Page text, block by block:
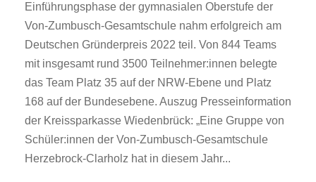
Einführungsphase der gymnasialen Oberstufe der
Von-Zumbusch-Gesamtschule nahm erfolgreich am
Deutschen Gründerpreis 2022 teil. Von 844 Teams
mit insgesamt rund 3500 Teilnehmer:innen belegte
das Team Platz 35 auf der NRW-Ebene und Platz
168 auf der Bundesebene. Auszug Presseinformation
der Kreissparkasse Wiedenbrück: „Eine Gruppe von
Schüler:innen der Von-Zumbusch-Gesamtschule
Herzebrock-Clarholz hat in diesem Jahr...